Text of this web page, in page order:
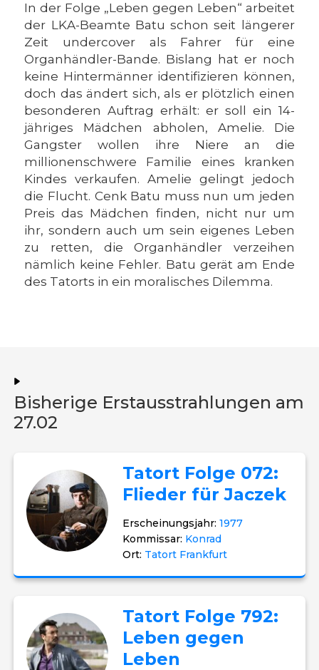
In der Folge „Leben gegen Leben“ arbeitet
der LKA-Beamte Batu schon seit längerer
Zeit undercover als Fahrer für eine
Organhändler-Bande. Bislang hat er noch
keine Hintermänner identifizieren können,
doch das ändert sich, als er plötzlich einen
besonderen Auftrag erhält: er soll ein 14-
jähriges Mädchen abholen, Amelie. Die
Gangster wollen ihre Niere an die
millionenschwere Familie eines kranken
Kindes verkaufen. Amelie gelingt jedoch
die Flucht. Cenk Batu muss nun um jeden
Preis das Mädchen finden, nicht nur um
ihr, sondern auch um sein eigenes Leben
zu retten, die Organhändler verzeihen
nämlich keine Fehler. Batu gerät am Ende
des Tatorts in ein moralisches Dilemma.
Bisherige Erstausstrahlungen am
27.02
Tatort Folge 072:
Flieder für Jaczek
Erscheinungsjahr:1977
Kommissar: Konrad
Ort: Tatort Frankfurt
Tatort Folge 792:
Leben gegen
Leben